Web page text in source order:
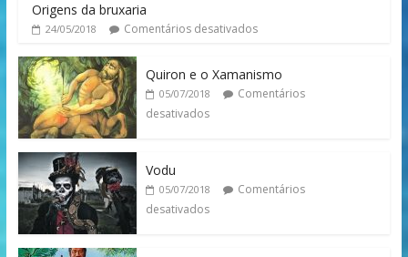
Origens da bruxaria
24/05/2018 Comentários desativados
Quiron e o Xamanismo
05/07/2018
Comentários
desativados
Vodu
05/07/2018
Comentários
desativados